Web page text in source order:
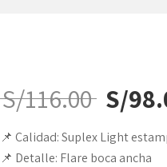
S/116.00 S/
📌 Calidad: Suplex Light
📌 Detalle: Flare boca ancha